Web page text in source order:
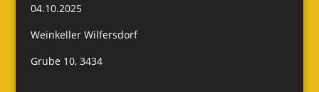
04.10.2025
Weinkeller Wilfersdorf
Grube 10, 3434